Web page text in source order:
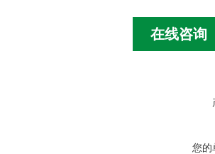
在线咨询
您的